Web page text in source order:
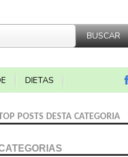
DIETAS
POSTS DESTA CATEGORIA